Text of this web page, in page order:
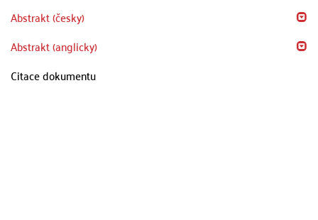
Abstrakt (česky)
Abstrakt (anglicky)
Citace dokumentu